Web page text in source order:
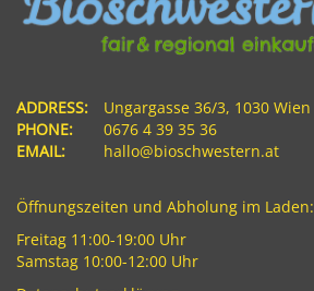
ADDRESS:
Ungargasse 36/3, 1030 Wien
PHONE:
0676 4 39 35 36
EMAIL:
hallo@bioschwestern.at
Öffnungszeiten und Abholung im Laden:
Freitag 11:00-19:00 Uhr
Samstag 10:00-12:00 Uhr